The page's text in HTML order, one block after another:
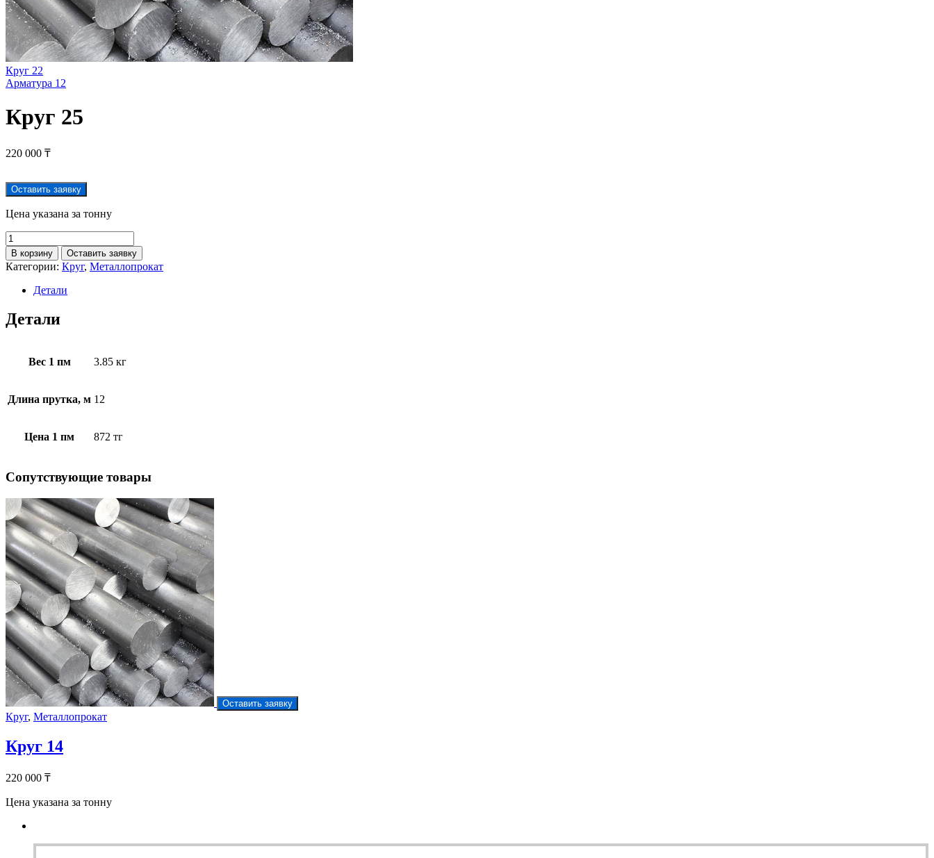
Круг 22
Арматура 12
Круг 25
220 000 ₸
Оставить заявку
Цена указана за тонну
В корзину Оставить заявку
Категории: Круг, Металлопрокат
Детали
Детали
Вес 1 пм 3.85 кг
Длина прутка, м 12
Цена 1 пм 872 тг
Cопутствующие товары
Оставить заявку
Круг, Металлопрокат
Круг 14
220 000 ₸
Цена указана за тонну